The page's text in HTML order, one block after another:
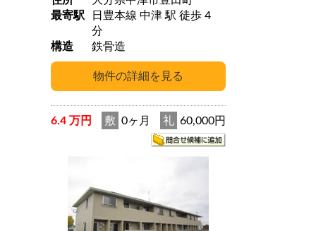
最寄駅
日豊本線 中津 駅 徒歩 4
分
構造
鉄骨造
6.4 万円 敷 0ヶ月 礼 60,000円